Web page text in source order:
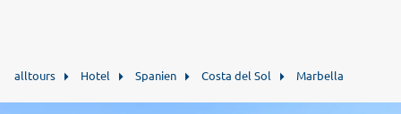
alltours Hotel Spanien Costa del Sol Marbella